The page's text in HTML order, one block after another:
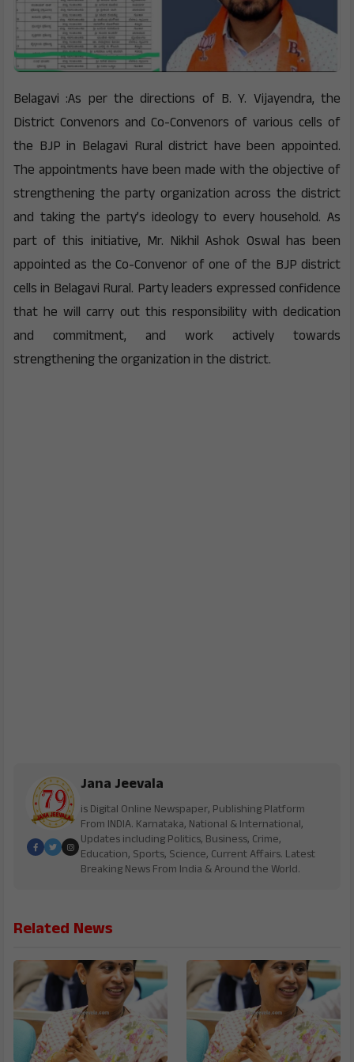
Belagavi :As per the directions of B. Y. Vijayendra, the
District Convenors and Co-Convenors of various cells of
the BJP in Belagavi Rural district have been appointed.
The appointments have been made with the objective of
strengthening the party organization across the district
and taking the party’s ideology to every household. As
part of this initiative, Mr. Nikhil Ashok Oswal has been
appointed as the Co-Convenor of one of the BJP district
cells in Belagavi Rural. Party leaders expressed confidence
that he will carry out this responsibility with dedication
and commitment, and work actively towards
strengthening the organization in the district.
Jana Jeevala
is Digital Online Newspaper, Publishing Platform
From INDIA. Karnataka, National & International,
Updates including Politics, Business, Crime,
Education, Sports, Science, Current Affairs. Latest
Breaking News From India & Around the World.
Related News